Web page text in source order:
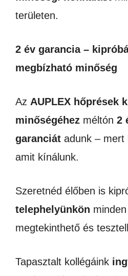
területen.
2 év garancia –
megbízható minőség
Az AUPLEX hőprések
minőségéhez méltón 2
garanciát adunk – mert
amit kínálunk.
Szeretnéd élőben is
telephelyünkön
megtekinthető és
Tapasztalt kollégáink